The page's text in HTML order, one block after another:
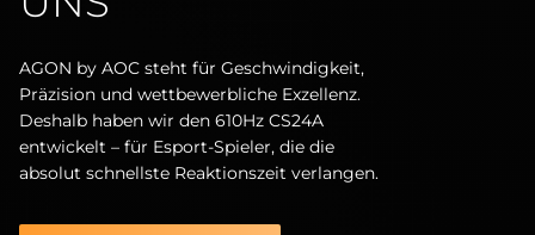
AGON by AOC steht für Geschwindigkeit,
Präzision und wettbewerbliche Exzellenz.
Deshalb haben wir den 610Hz CS24A
entwickelt – für Esport-Spieler, die die
absolut schnellste Reaktionszeit verlangen.